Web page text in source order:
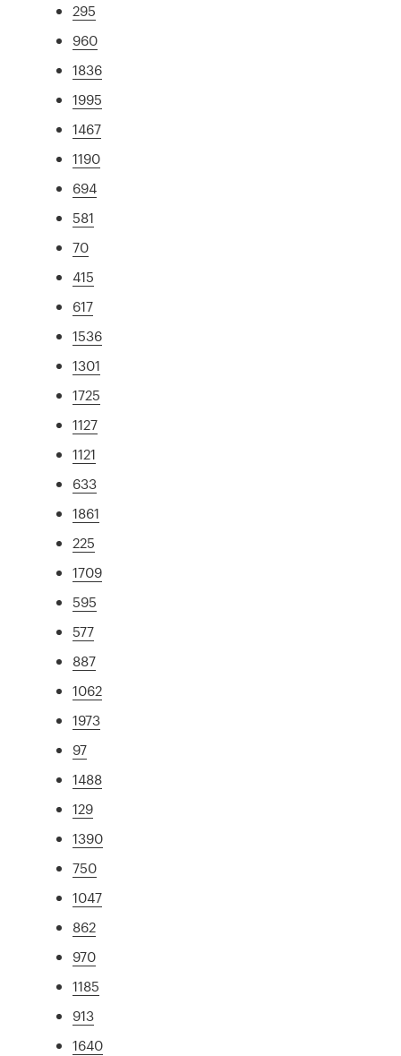
295
960
1836
1995
1467
1190
694
581
70
415
617
1536
1301
1725
1127
1121
633
1861
225
1709
595
577
887
1062
1973
97
1488
129
1390
750
1047
862
970
1185
913
1640